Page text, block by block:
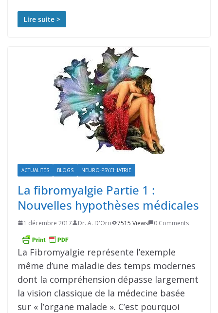
Lire suite >
ACTUALITÉS BLOGS NEURO-PSYCHIATRIE
La fibromyalgie Partie 1 :
Nouvelles hypothèses médicales
1 décembre 2017 Dr. A. D'Oro 7515 Views 0 Comments
La Fibromyalgie représente l’exemple
même d’une maladie des temps modernes
dont la compréhension dépasse largement
la vision classique de la médecine basée
sur « l’organe malade ». C’est pourquoi